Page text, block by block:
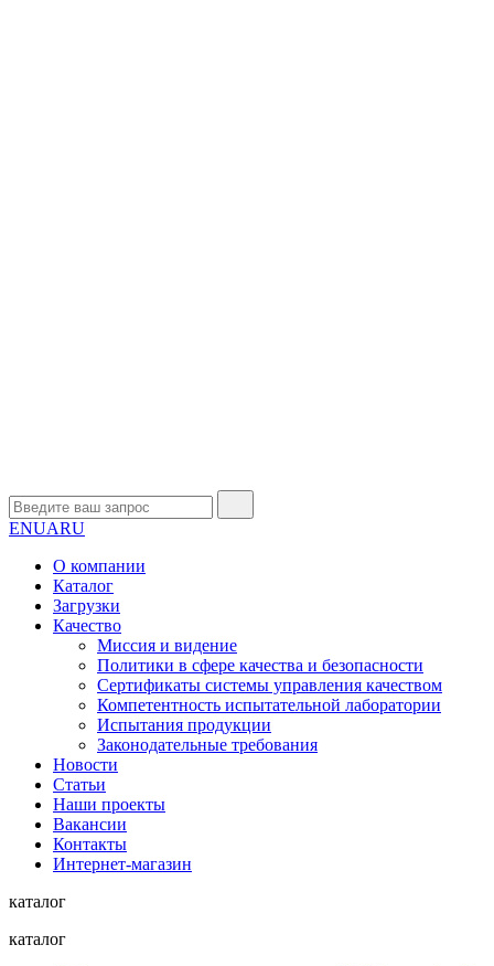
ENUARU
О компании
Каталог
Загрузки
Качество
Миссия и видение
Политики в сфере качества и безопасности
Сертификаты системы управления качеством
Компетентность испытательной лаборатории
Испытания продукции
Законодательные требования
Новости
Статьи
Наши проекты
Вакансии
Контакты
Интернет-магазин
каталог
каталог